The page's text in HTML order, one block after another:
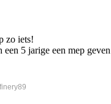
zo iets!
een 5 jarige een mep geven